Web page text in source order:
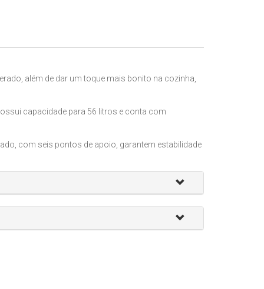
além de dar um toque mais bonito na cozinha,
capacidade para 56 litros e conta com
com seis pontos de apoio, garantem estabilidade